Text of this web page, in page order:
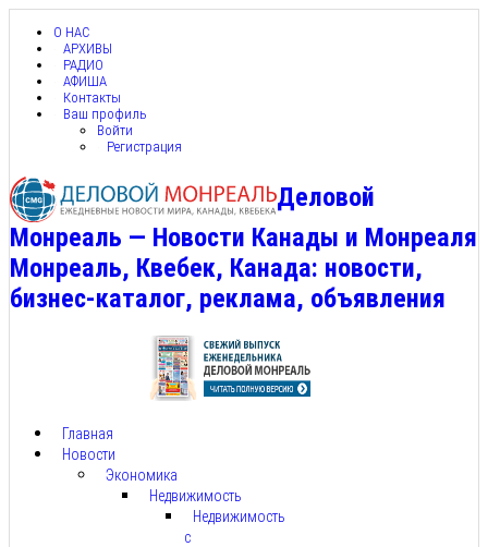
О НАС
АРХИВЫ
РАДИО
АФИША
Контакты
Ваш профиль
Войти
Регистрация
Деловой
Монреаль — Новости Канады и Монреаля
Монреаль, Квебек, Канада: новости,
бизнес-каталог, реклама, объявления
Главная
Новости
Экономика
Недвижимость
Недвижимость
с